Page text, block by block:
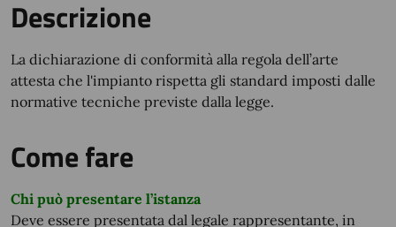
Descrizione
La dichiarazione di conformità alla regola dell’arte
attesta che l'impianto rispetta gli standard imposti dalle
normative tecniche previste dalla legge.
Come fare
Chi può presentare l’istanza
Deve essere presentata dal legale rappresentante, in